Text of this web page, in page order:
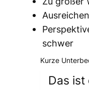
schwer
Kurze
Das ist